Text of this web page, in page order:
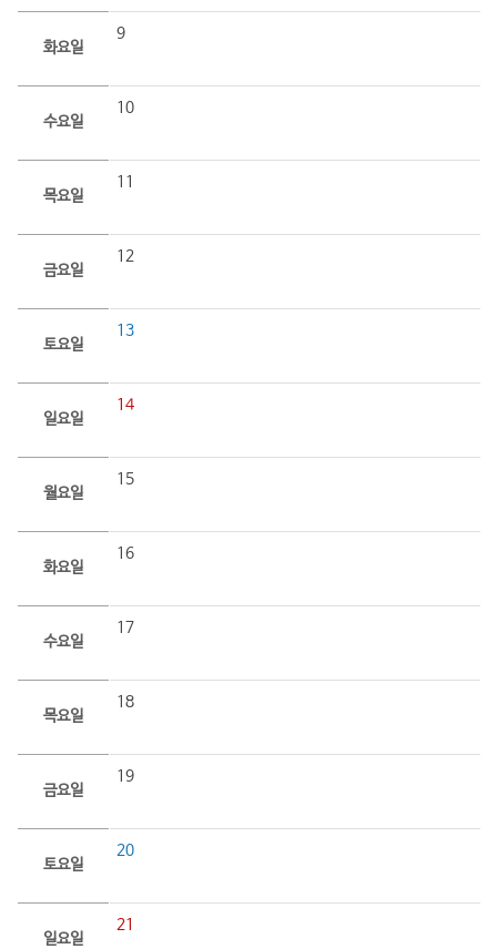
화요일
9
수요일
10
목요일
11
금요일
12
토요일
13
일요일
14
월요일
15
화요일
16
수요일
17
목요일
18
금요일
19
토요일
20
일요일
21